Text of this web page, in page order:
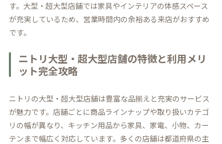
す。大型・超大型店舗では家具やインテリアの体感スペース
が充実しているため、営業時間内の余裕ある来店がおすすめ
です。
ニトリ大型・超大型店舗の特徴と利用メリ
ット完全攻略
ニトリの大型・超大型店舗は豊富な品揃えと充実のサービス
が魅力です。店舗ごとに商品ラインナップや取り扱いカテゴ
リの幅が異なり、キッチン用品から家具、家電、小物、カー
テンまで幅広く対応しています。多くの店舗は都道府県の主